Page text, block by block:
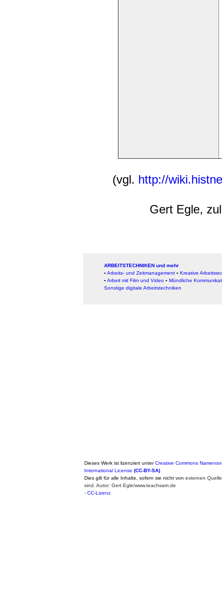
(vgl. http://
Gert Egle,
ARBEITSTECHNIKEN und mehr
▪ Arbeits- und Zeitmanagement ▪ Kreative
▪ Arbeit mit Film und Video ▪ Mündliche
Sonstige digitale Arbeitstechniken
Dieses Werk ist lizenziert unterCreative Commons
International License (CC-BY-SA)
Dies gilt für alle Inhalte, sofern sie nicht von externen
sind. Autor: Gert Egle/www.teachsam.de
- CC-Lizenz